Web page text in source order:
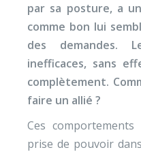
par sa posture, a
comme bon lui
des demandes.
inefficaces, sans
complètement.
faire un allié ?
Ces
prise de pouvoir